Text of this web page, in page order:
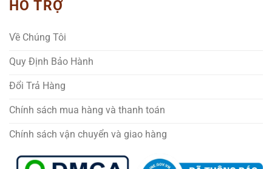
HỖ TRỢ
Về Chúng Tôi
Quy Định Bảo Hành
Đổi Trả Hàng
Chính sách mua hàng và thanh toán
Chính sách vận chuyển và giao hàng